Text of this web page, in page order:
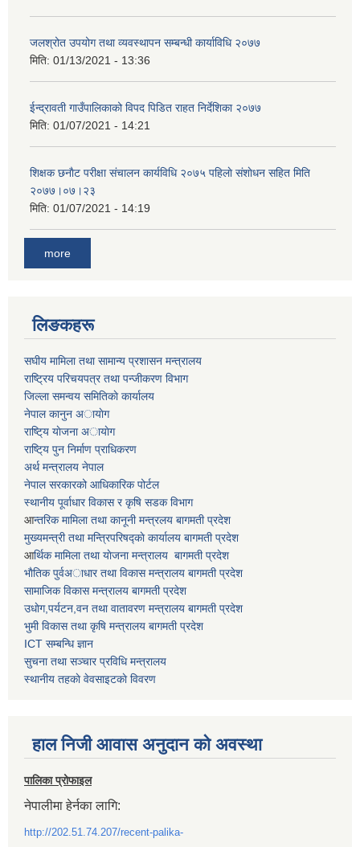
जलश्रोत उपयोग तथा व्यवस्थापन सम्बन्धी कार्याविधि २०७७
मिति: 01/13/2021 - 13:36
ईन्द्रावती गाउँपालिकाको विपद पिडित राहत निर्देशिका २०७७
मिति: 01/07/2021 - 14:21
शिक्षक छनाैट परीक्षा संचालन कार्यविधि २०७५ पहिलाे स‌ंशाेधन सहित मिति
२०७७।०७।२३
मिति: 01/07/2021 - 14:19
more
लिङकहरू
स‌घीय मामिला तथा सामान्य प्रशासन मन्त्रालय
राष्ट्रिय परिचयपत्र तथा पन्जीकरण विभाग
जिल्ला समन्वय समितिकाे कार्यालय
नेपाल कानुन अायाेग
राष्टि्य याेजना अायाेग
राष्टि्य पुन निर्माण प्राधिकरण
अर्थ मन्त्रालय नेपाल
नेपाल सरकारको आधिकारिक पोर्टल
स्थानीय पूर्वाधार विकास र कृषि सडक विभाग
आन्तरिक मामिला तथा कानूनी मन्त्रलय बागमती प्रदेश
मुख्यमन्त्री तथा मन्त्रिपरिषद्काे कार्यालय बागमती प्रदेश
आर्थिक मामिला तथा याेजना मन्त्रालय बागमती प्रदेश
भाैतिक पुर्वअाधार तथा विकास मन्त्रालय बागमती प्रदेश
सामाजिक विकास मन्त्रालय बागमती प्रदेश
उधाेग,पर्यटन,वन तथा वातावरण मन्त्रालय बागमती प्रदेश
भुमी विकास तथा कृषि मन्त्रालय बागमती प्रदेश
ICT सम्बन्धि ज्ञान
सुचना तथा सञ्चार प्रविधि मन्त्रालय
स्थानीय तहकाे वेवसाइटकाे विवरण
हाल निजी आवास अनुदान काे अवस्था
पालिका प्रोफाइल
नेपालीमा हेर्नका लागि:
http://202.51.74.207/recent-palika-